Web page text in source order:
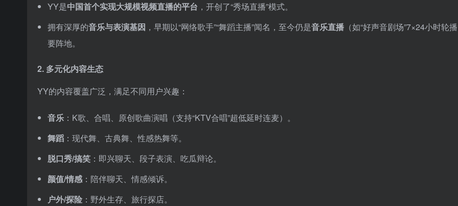
YY是中国首个实现大规模视频直播的平台 ，开创了“秀场直播”模式。
拥有深厚的音乐与表演基因 ，早期以“网络歌手”“舞蹈主播”闻名，至今仍是音乐直播 （如“好声音剧场”7×24小时轮
要阵地。
2. 多元化内容生态
YY的内容覆盖广泛，满足不同用户兴趣：
音乐 ：K歌、合唱、原创歌曲演唱（支持“KTV合唱”超低延时连麦）。
舞蹈 ：现代舞、古典舞、性感热舞等。
脱口秀/搞笑 ：即兴聊天、段子表演、吃瓜辩论。
颜值/情感 ：陪伴聊天、情感倾诉。
户外/探险 ：野外生存、旅行探店。